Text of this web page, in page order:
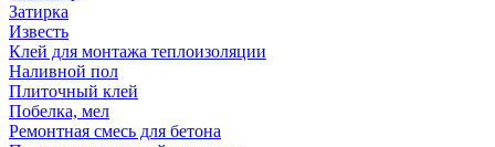
Затирка
Известь
Клей для монтажа теплоизоляции
Наливной пол
Плиточный клей
Побелка, мел
Ремонтная смесь для бетона